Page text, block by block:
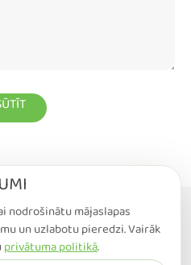
nodrošinātu mājaslapas
un uzlabotu pieredzi. Vairāk
privātuma politikā.